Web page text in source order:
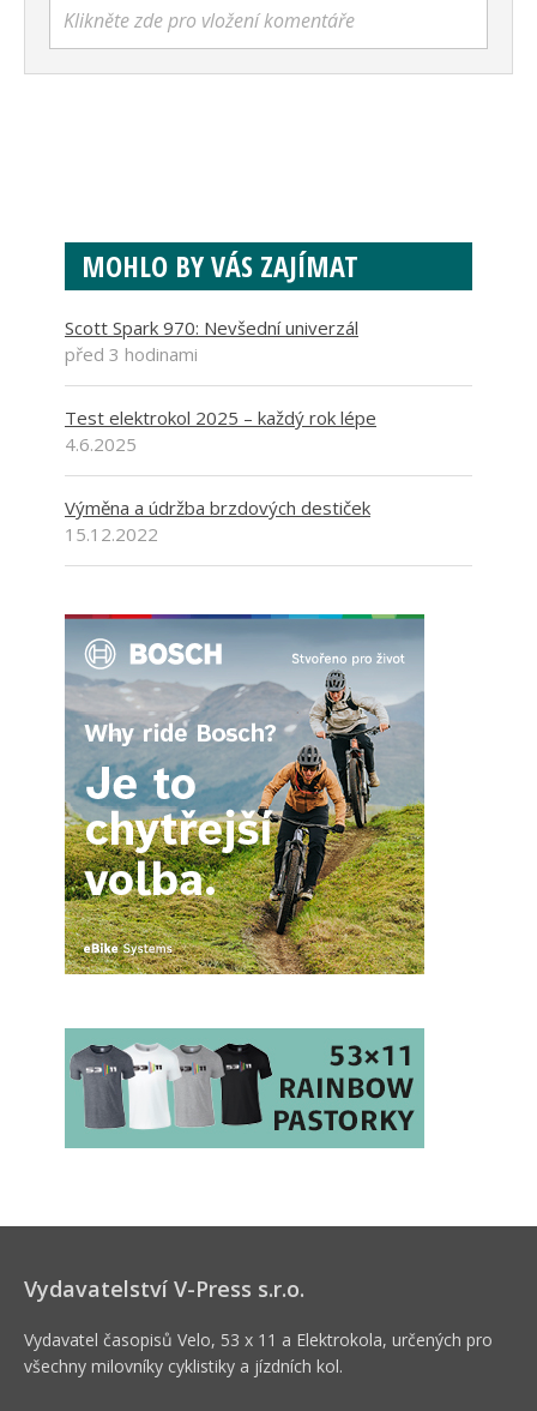
Klikněte zde pro vložení komentáře
MOHLO BY VÁS ZAJÍMAT
Scott Spark 970: Nevšední univerzál
před 3 hodinami
Test elektrokol 2025 – každý rok lépe
4.6.2025
Výměna a údržba brzdových destiček
15.12.2022
Vydavatelství V-Press s.r.o.
Vydavatel časopisů Velo, 53 x 11 a Elektrokola, určených pro
všechny milovníky cyklistiky a jízdních kol.